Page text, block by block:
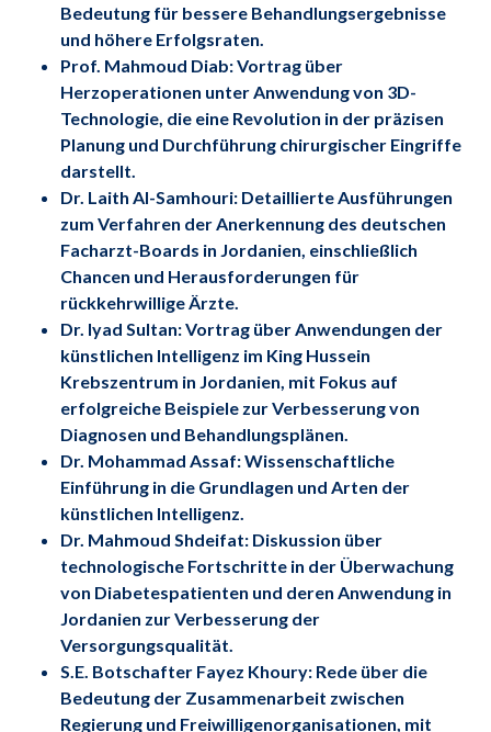
Bedeutung für bessere Behandlungsergebnisse
und höhere Erfolgsraten.
Prof. Mahmoud Diab: Vortrag über
Herzoperationen unter Anwendung von 3D-
Technologie, die eine Revolution in der präzisen
Planung und Durchführung chirurgischer Eingriffe
darstellt.
Dr. Laith Al-Samhouri: Detaillierte Ausführungen
zum Verfahren der Anerkennung des deutschen
Facharzt-Boards in Jordanien, einschließlich
Chancen und Herausforderungen für
rückkehrwillige Ärzte.
Dr. Iyad Sultan: Vortrag über Anwendungen der
künstlichen Intelligenz im King Hussein
Krebszentrum in Jordanien, mit Fokus auf
erfolgreiche Beispiele zur Verbesserung von
Diagnosen und Behandlungsplänen.
Dr. Mohammad Assaf: Wissenschaftliche
Einführung in die Grundlagen und Arten der
künstlichen Intelligenz.
Dr. Mahmoud Shdeifat: Diskussion über
technologische Fortschritte in der Überwachung
von Diabetespatienten und deren Anwendung in
Jordanien zur Verbesserung der
Versorgungsqualität.
S.E. Botschafter Fayez Khoury: Rede über die
Bedeutung der Zusammenarbeit zwischen
Regierung und Freiwilligenorganisationen, mit